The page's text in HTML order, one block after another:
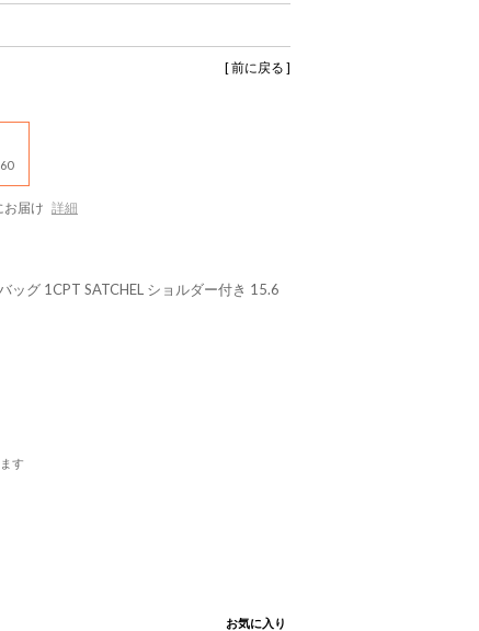
[ 前に戻る ]
お届け 詳細
ッグ 1CPT SATCHEL ショルダー付き 15.6
す
お気に入り